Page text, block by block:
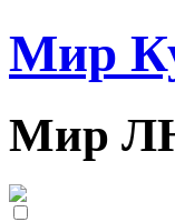
Мир
Мир